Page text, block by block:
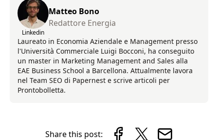
Linkedin
Matteo Bono
Redattore Energia
Laureato in Economia Aziendale e Management presso
l'Università Commerciale Luigi Bocconi, ha conseguito
un master in Marketing Management and Sales alla
EAE Business School a Barcellona. Attualmente lavora
nel Team SEO di Papernest e scrive articoli per
Prontobolletta.
Share this post: